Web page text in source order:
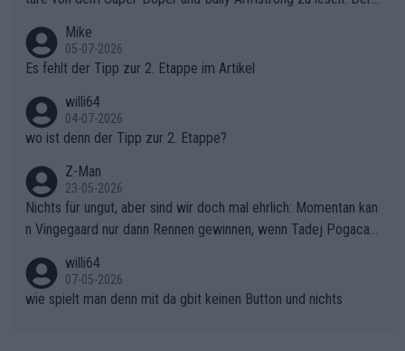
en.Teurer Sekundenpoker: Die Quittung sind nun 15 Sekunden
Rückstand im Gesamtklassement – ein Polster, das Niewiado
gibt. Diese Etappe wird sicher als der psychologische Wendep
unkt dieser Tour in die Geschichte eingehen. Wenn man bei so
einem harten Aufstieg einmal den Moment verpasst und der K
onkurrentin die "zweite Luft" schenkt, ist der Schaden am Ber
g kaum noch zu reparieren.Vor uns liegt nun das große Finale R
ichtung Nizza. Niewiadoma hat psychologisch Oberwasser, ab
er SD Worx und Vollering müssen jetzt All-In gehen. (gregman
n)
r die gehört nicht in dieses Medium!
Mike
05-07-2026
Es fehlt der Tipp zur 2. Etappe im Artikel
willi64
04-07-2026
wo ist denn der Tipp zur 2. Etappe?
Z-Man
23-05-2026
Nichts für ungut, aber sind wir doch mal ehrlich: Momentan kan
n Vingegaard nur dann Rennen gewinnen, wenn Tadej Pogacar
willi64
07-05-2026
wie spielt man denn mit da gbit keinen Button und nichts